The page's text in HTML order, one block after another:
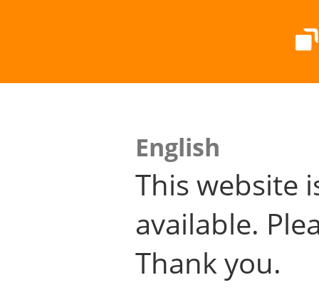
English
This website
available.
Thank you.